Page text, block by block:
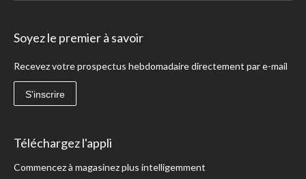
Soyez le premier à savoir
Recevez votre prospectus hebdomadaire directement par e-mail
S'inscrire
Téléchargez l'appli
Commencez à magasinez plus intelligemment